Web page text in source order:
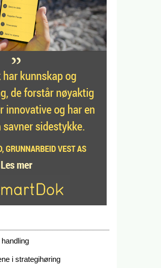
i strategihøring